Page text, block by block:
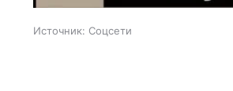
Источник: Соцсети